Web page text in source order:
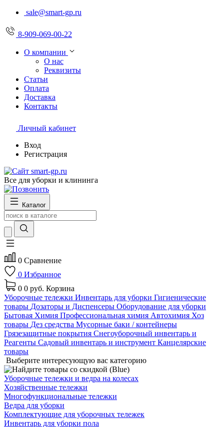
sale@smart-gp.ru
8-909-069-00-22
О компании
О нас
Реквизиты
Статьи
Оплата
Доставка
Контакты
Личный кабинет
Вход
Регистрация
Все для уборки и клининга
Каталог
0 Сравнение
0 Избранное
0 0 руб. Корзина
Уборочные тележки Инвентарь для уборки Гигиенические
товары Дозаторы и Диспенсеры Оборудование для уборки
Бытовая Химия Профессиональная химия Автохимия Хоз
товары Дез средства Мусорные баки / контейнеры
Грязезащитные покрытия Снегоуборочный инвентарь и
Реагенты Садовый инвентарь и инструмент Канцелярские
товары
Выберите интересующую вас категорию
Уборочные тележки и ведра на колесах
Хозяйственные тележки
Многофункциональные тележки
Ведра для уборки
Комплектующие для уборочных тележек
Инвентарь для уборки пола